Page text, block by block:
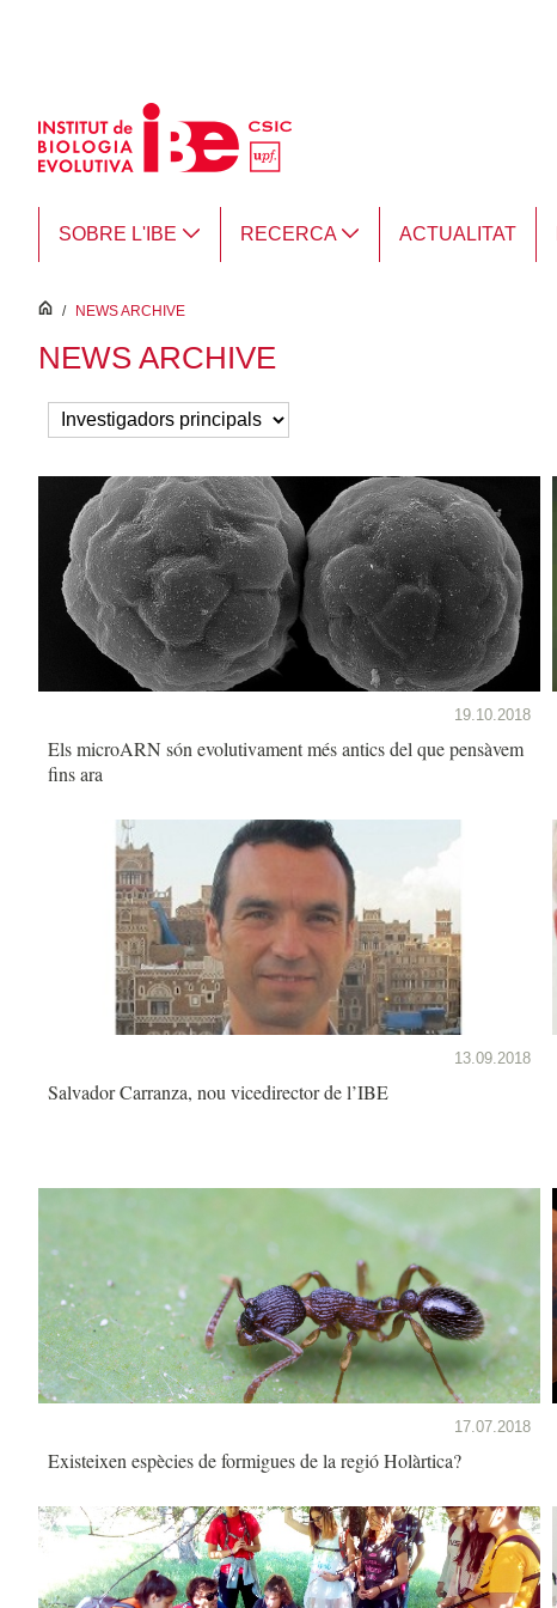
SOBRE L'IBE RECERCA ACTUALITAT
inici
/ NEWS ARCHIVE
NEWS ARCHIVE
19.10.2018
Els microARN són evolutivament més antics del que pensàvem
fins ara
13.09.2018
Salvador Carranza, nou vicedirector de l’IBE
17.07.2018
Existeixen espècies de formigues de la regió Holàrtica?